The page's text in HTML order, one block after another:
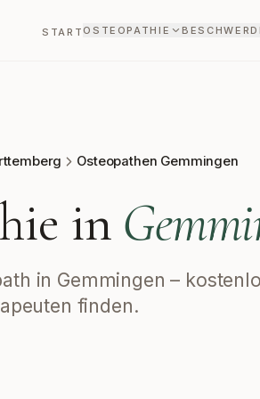
START OSTEOPATHIE
Osteopathen Gemmingen
in
in Gemmingen –
finden.